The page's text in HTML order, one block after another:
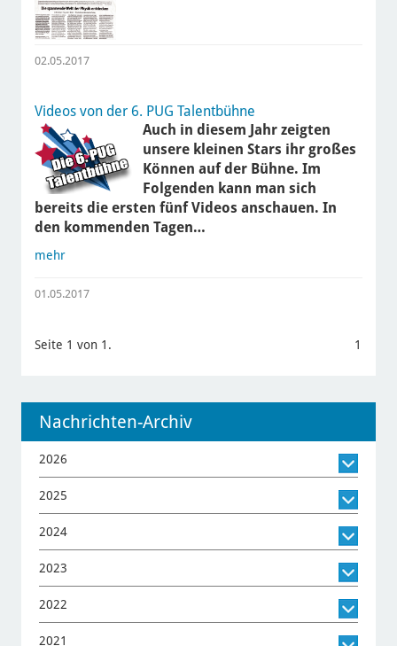
02.05.2017
Videos von der 6. PUG Talentbühne
Auch in diesem Jahr zeigten
unsere kleinen Stars ihr großes
Können auf der Bühne. Im
Folgenden kann man sich
bereits die ersten fünf Videos anschauen. In
den kommenden Tagen…
mehr
01.05.2017
Seite 1 von 1. 1
Nachrichten-Archiv
2026
2025
2024
2023
2022
2021